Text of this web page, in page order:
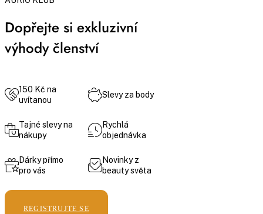
Dopřejte si exkluzivní
výhody členství
150 Kč na
uvítanou
Slevy za body
Tajné slevy na
nákupy
Rychlá
objednávka
Dárky přímo
pro vás
Novinky z
beauty světa
REGISTRUJTE SE